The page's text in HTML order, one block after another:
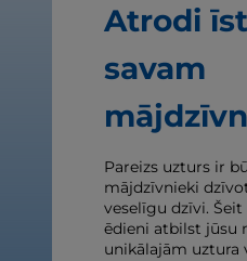
Atrodi
savam
Pareizs uzturs ir
mājdzīvnieki
veselīgu dzīvi.
ēdieni atbilst jūsu
unikālajām uztura